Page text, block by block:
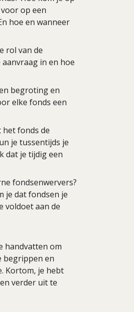
op een
hoe en wanneer
rol van de
in en hoe
begroting en
elke fonds een
fonds de
je tussentijds je
dat je tijdig een
fondsenwervers?
je dat fondsen je
voldoet aan de
handvatten om
begrippen en
Kortom, je hebt
verder uit te